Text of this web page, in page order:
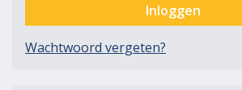
Inloggen
Wachtwoord vergeten?